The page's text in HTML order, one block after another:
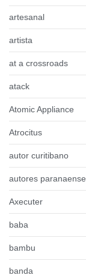
artesanal
artista
at a crossroads
atack
Atomic Appliance
Atrocitus
autor curitibano
autores paranaense
Axecuter
baba
bambu
banda